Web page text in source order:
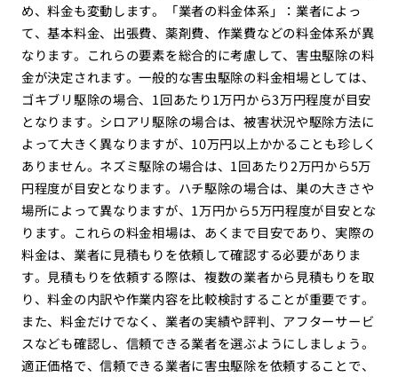
め、料金も変動します。「業者の料金体系」：業者によっ
て、基本料金、出張費、薬剤費、作業費などの料金体系が異
なります。これらの要素を総合的に考慮して、害虫駆除の料
金が決定されます。一般的な害虫駆除の料金相場としては、
ゴキブリ駆除の場合、1回あたり1万円から3万円程度が目安
となります。シロアリ駆除の場合は、被害状況や駆除方法に
よって大きく異なりますが、10万円以上かかることも珍しく
ありません。ネズミ駆除の場合は、1回あたり2万円から5万
円程度が目安となります。ハチ駆除の場合は、巣の大きさや
場所によって異なりますが、1万円から5万円程度が目安とな
ります。これらの料金相場は、あくまで目安であり、実際の
料金は、業者に見積もりを依頼して確認する必要がありま
す。見積もりを依頼する際は、複数の業者から見積もりを取
り、料金の内訳や作業内容を比較検討することが重要です。
また、料金だけでなく、業者の実績や評判、アフターサービ
スなども確認し、信頼できる業者を選ぶようにしましょう。
適正価格で、信頼できる業者に害虫駆除を依頼することで、